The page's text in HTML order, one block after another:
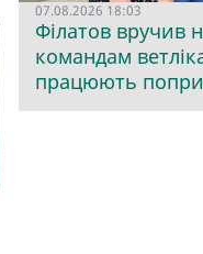
07.08.2026 18:03
Філатов вручив
командам
працюють